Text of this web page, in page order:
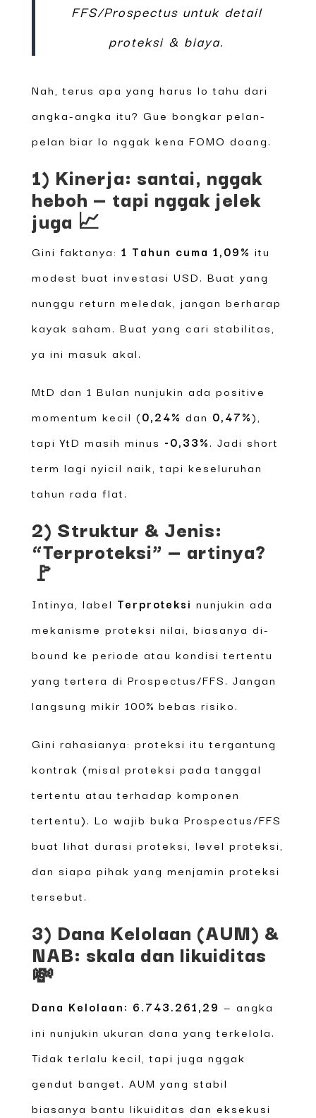
FFS/Prospectus untuk detail
proteksi & biaya.
Nah, terus apa yang harus lo tahu dari
angka-angka itu? Gue bongkar pelan-
pelan biar lo nggak kena FOMO doang.
1) Kinerja: santai, nggak
heboh — tapi nggak jelek
juga 📈
Gini faktanya: 1 Tahun cuma 1,09% itu
modest buat investasi USD. Buat yang
nunggu return meledak, jangan berharap
kayak saham. Buat yang cari stabilitas,
ya ini masuk akal.
MtD dan 1 Bulan nunjukin ada positive
momentum kecil (0,24% dan 0,47%),
tapi YtD masih minus -0,33%. Jadi short
term lagi nyicil naik, tapi keseluruhan
tahun rada flat.
2) Struktur & Jenis:
“Terproteksi” — artinya?
🚩
Intinya, label Terproteksi nunjukin ada
mekanisme proteksi nilai, biasanya di-
bound ke periode atau kondisi tertentu
yang tertera di Prospectus/FFS. Jangan
langsung mikir 100% bebas risiko.
Gini rahasianya: proteksi itu tergantung
kontrak (misal proteksi pada tanggal
tertentu atau terhadap komponen
tertentu). Lo wajib buka Prospectus/FFS
buat lihat durasi proteksi, level proteksi,
dan siapa pihak yang menjamin proteksi
tersebut.
3) Dana Kelolaan (AUM) &
NAB: skala dan likuiditas
💸
Dana Kelolaan: 6.743.261,29 — angka
ini nunjukin ukuran dana yang terkelola.
Tidak terlalu kecil, tapi juga nggak
gendut banget. AUM yang stabil
biasanya bantu likuiditas dan eksekusi